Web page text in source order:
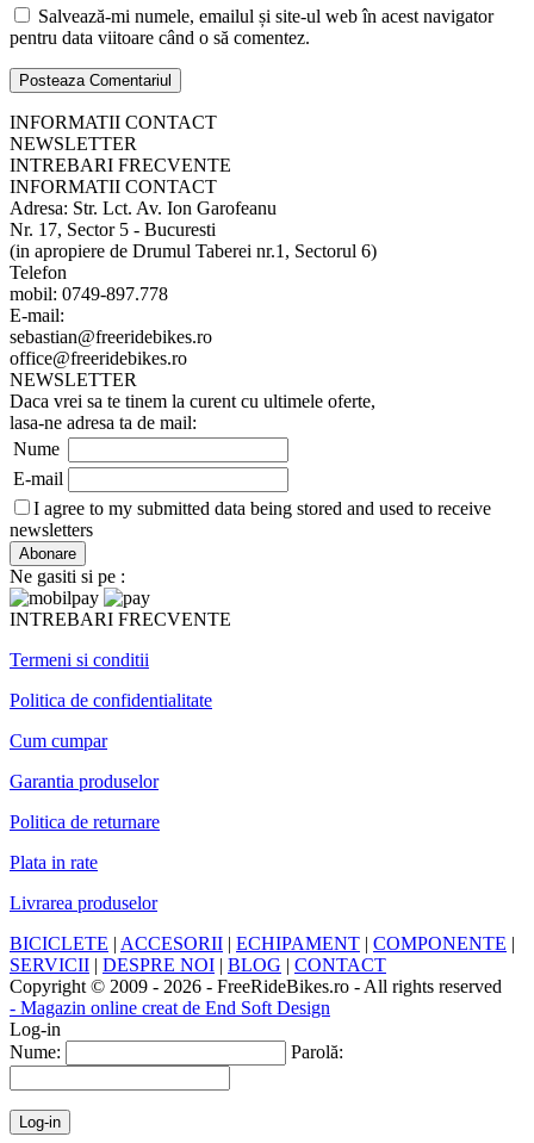
Salvează-mi numele, emailul și site-ul web în acest navigator
pentru data viitoare când o să comentez.
INFORMATII CONTACT
NEWSLETTER
INTREBARI FRECVENTE
INFORMATII CONTACT
Adresa: Str. Lct. Av. Ion Garofeanu
Nr. 17, Sector 5 - Bucuresti
(in apropiere de Drumul Taberei nr.1, Sectorul 6)
Telefon
mobil: 0749-897.778
E-mail:
sebastian@freeridebikes.ro
office@freeridebikes.ro
NEWSLETTER
Daca vrei sa te tinem la curent cu ultimele oferte,
lasa-ne adresa ta de mail:
Nume
E-mail
I agree to my submitted data being stored and used to receive
newsletters
Ne gasiti si pe :
INTREBARI FRECVENTE
Termeni si conditii
Politica de confidentialitate
Cum cumpar
Garantia produselor
Politica de returnare
Plata in rate
Livrarea produselor
BICICLETE | ACCESORII | ECHIPAMENT | COMPONENTE |
SERVICII | DESPRE NOI | BLOG | CONTACT
Copyright © 2009 - 2026 - FreeRideBikes.ro - All rights reserved
- Magazin online creat de End Soft Design
Log-in
Nume:
Parolă: